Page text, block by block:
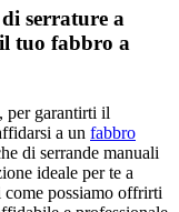
serrature a
tuo fabbro a
per garantirti il
a un fabbro
di serrande manuali
ideale per te a
come possiamo offrirti